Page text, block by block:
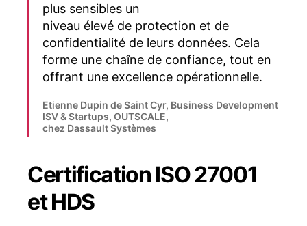
plus sensibles un
niveau élevé de protection et de
confidentialité de leurs données. Cela
forme une chaîne de confiance, tout en
offrant une excellence opérationnelle.
Etienne Dupin de Saint Cyr, Business Development
ISV & Startups, OUTSCALE,
chez Dassault Systèmes
Certification ISO 27001
et HDS